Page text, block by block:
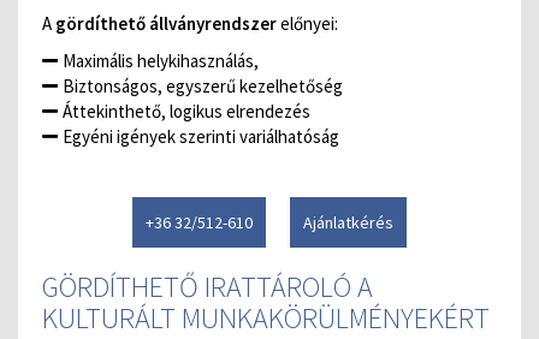
A gördíthető állványrendszerelőnyei:
Maximális helykihasználás,
Biztonságos, egyszerű kezelhetőség
Áttekinthető, logikus elrendezés
Egyéni igények szerinti variálhatóság
+36 32/512-610 Ajánlatkérés
GÖRDÍTHETŐ IRATTÁROLÓ A
KULTURÁLT MUNKAKÖRÜLMÉNYEKÉRT